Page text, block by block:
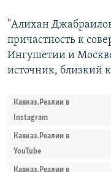
"Алихан
причастность к
Ингушетии и
источник, близкий
Кавказ.Реалии в
Instagram
Кавказ.Реалии в
YouTube
Кавказ.Реалии в